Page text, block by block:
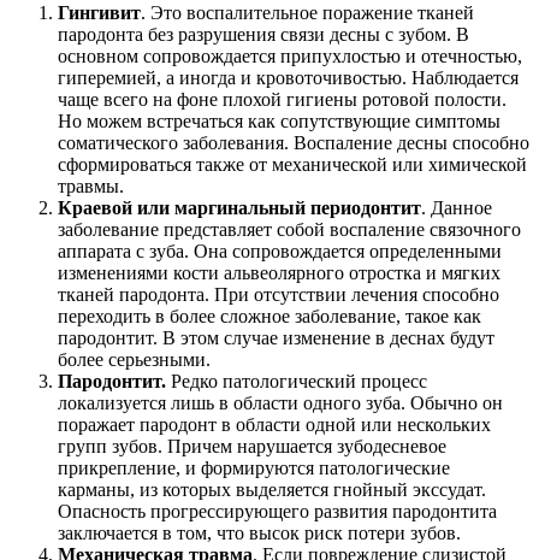
Гингивит. Это воспалительное поражение тканей
пародонта без разрушения связи десны с зубом. В
основном сопровождается припухлостью и отечностью,
гиперемией, а иногда и кровоточивостью. Наблюдается
чаще всего на фоне плохой гигиены ротовой полости.
Но можем встречаться как сопутствующие симптомы
соматического заболевания. Воспаление десны способно
сформироваться также от механической или химической
травмы.
Краевой или маргинальный периодонтит. Данное
заболевание представляет собой воспаление связочного
аппарата с зуба. Она сопровождается определенными
изменениями кости альвеолярного отростка и мягких
тканей пародонта. При отсутствии лечения способно
переходить в более сложное заболевание, такое как
пародонтит. В этом случае изменение в деснах будут
более серьезными.
Пародонтит. Редко патологический процесс
локализуется лишь в области одного зуба. Обычно он
поражает пародонт в области одной или нескольких
групп зубов. Причем нарушается зубодесневое
прикрепление, и формируются патологические
карманы, из которых выделяется гнойный экссудат.
Опасность прогрессирующего развития пародонтита
заключается в том, что высок риск потери зубов.
Механическая травма. Если повреждение слизистой